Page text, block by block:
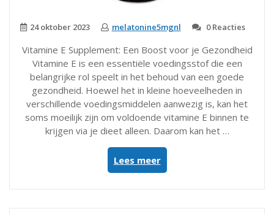
24 oktober 2023 melatonine5mgnl 0 Reacties
Vitamine E Supplement: Een Boost voor je Gezondheid
Vitamine E is een essentiële voedingsstof die een
belangrijke rol speelt in het behoud van een goede
gezondheid. Hoewel het in kleine hoeveelheden in
verschillende voedingsmiddelen aanwezig is, kan het
soms moeilijk zijn om voldoende vitamine E binnen te
krijgen via je dieet alleen. Daarom kan het …
Lees meer“Het
Belang
van